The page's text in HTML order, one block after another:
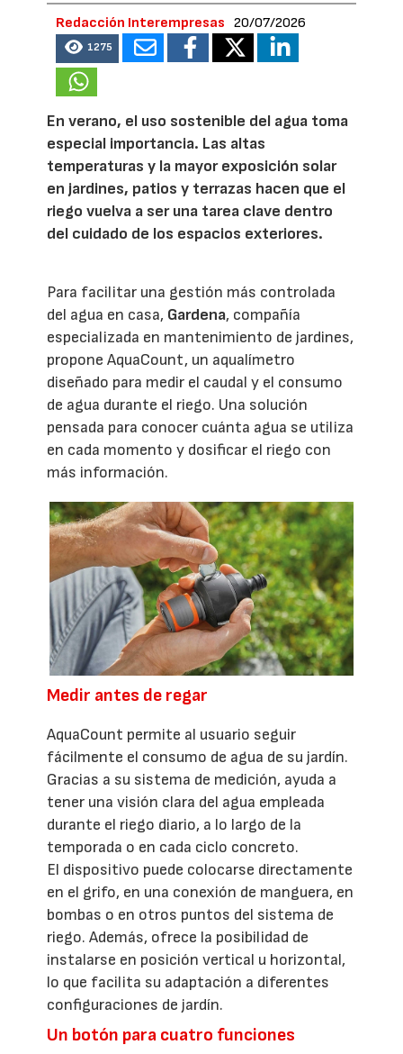
Redacción Interempresas 20/07/2026
1275
En verano, el uso sostenible del agua toma
especial importancia. Las altas
temperaturas y la mayor exposición solar
en jardines, patios y terrazas hacen que el
riego vuelva a ser una tarea clave dentro
del cuidado de los espacios exteriores.
Para facilitar una gestión más controlada
del agua en casa, Gardena, compañía
especializada en mantenimiento de jardines,
propone AquaCount, un aqualímetro
diseñado para medir el caudal y el consumo
de agua durante el riego. Una solución
pensada para conocer cuánta agua se utiliza
en cada momento y dosificar el riego con
más información.
Medir antes de regar
AquaCount permite al usuario seguir
fácilmente el consumo de agua de su jardín.
Gracias a su sistema de medición, ayuda a
tener una visión clara del agua empleada
durante el riego diario, a lo largo de la
temporada o en cada ciclo concreto.
El dispositivo puede colocarse directamente
en el grifo, en una conexión de manguera, en
bombas o en otros puntos del sistema de
riego. Además, ofrece la posibilidad de
instalarse en posición vertical u horizontal,
lo que facilita su adaptación a diferentes
configuraciones de jardín.
Un botón para cuatro funciones